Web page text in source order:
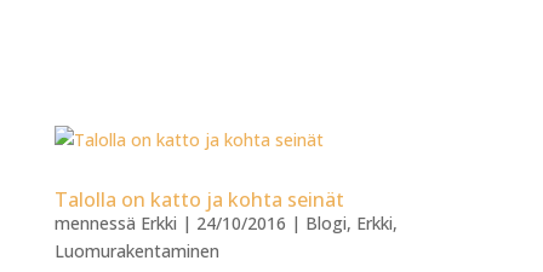
Talolla on katto ja kohta seinät
mennessä Erkki | 24/10/2016 | Blogi, Erkki,
Luomurakentaminen